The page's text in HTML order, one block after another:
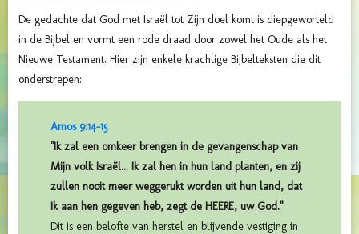
De gedachte dat God met Israël tot Zijn doel komt is diepgeworteld
in de Bijbel en vormt een rode draad door zowel het Oude als het
Nieuwe Testament. Hier zijn enkele krachtige Bijbelteksten die dit
onderstrepen:
Amos 9:14-15
"Ik zal een omkeer brengen in de gevangenschap van
Mijn volk Israël... Ik zal hen in hun land planten, en zij
zullen nooit meer weggerukt worden uit hun land, dat
Ik aan hen gegeven heb, zegt de HEERE, uw God."
Dit is een belofte van herstel en blijvende vestiging in